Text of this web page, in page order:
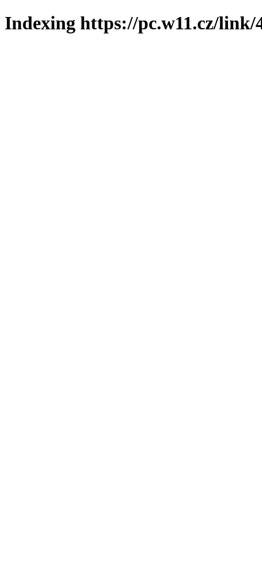
Indexing https://pc.w11.cz/link/